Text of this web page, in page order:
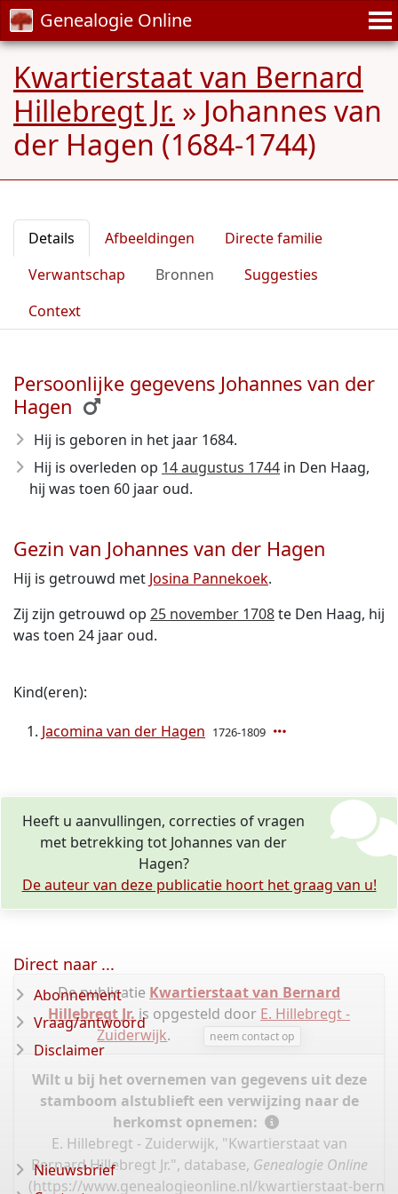
Genealogie Online
Kwartierstaat van Bernard
Hillebregt Jr. » Johannes van
der Hagen (1684-1744)
Details Afbeeldingen
Directe familie
Verwantschap
Bronnen
Suggesties
Context
Persoonlijke gegevens Johannes van der
Hagen
Hij is geboren in het jaar 1684.
Hij is overleden op 14 augustus 1744 in Den Haag,
hij was toen 60 jaar oud.
Gezin van Johannes van der Hagen
Hij is getrouwd met Josina Pannekoek.
Zij zijn getrouwd op 25 november 1708te Den Haag, hij
was toen 24 jaar oud.
Kind(eren):
Jacomina van der Hagen 1726-1809
Heeft u aanvullingen, correcties of vragen
met betrekking tot Johannes van der
Hagen?
De auteur van deze publicatie hoort het graag van u!
De publicatie Kwartierstaat van Bernard
Hillebregt Jr. is opgesteld door E. Hillebregt -
Zuiderwijk. neem contact op
Wilt u bij het overnemen van gegevens uit deze
stamboom alstublieft een verwijzing naar de
herkomst opnemen:
E. Hillebregt - Zuiderwijk, "Kwartierstaat van
Bernard Hillebregt Jr.", database, Genealogie Online
(https://www.genealogieonline.nl/kwartierstaat-
Direct naar ...
Abonnement
Vraag/antwoord
Disclaimer
Nieuwsbrief